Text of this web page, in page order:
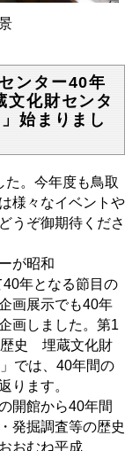
ンター40年
化財センタ
始まりまし
。今年度も鳥取
様々なイベントや
うぞ御期待くださ
が昭和
年となる節目の
画展示でも40年
画しました。第1
歴史 埋蔵文化財
では、40年間の
ります。
開館から40年間
発掘調査等の歴史
おむね平成